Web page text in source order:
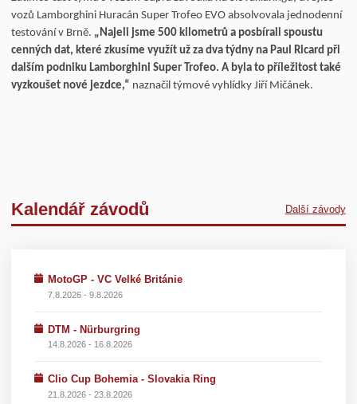
vozů Lamborghini Huracán Super Trofeo EVO absolvovala jednodenní
testování v Brně. „Najeli jsme 500 kilometrů a posbírali spoustu
cenných dat, které zkusíme využít už za dva týdny na Paul Ricard při
dalším podniku Lamborghini Super Trofeo. A byla to příležitost také
vyzkoušet nové jezdce,“ naznačil týmové vyhlídky Jiří Mičánek.
Kalendář závodů Další závody
MotoGP - VC Velké Británie
7.8.2026 - 9.8.2026
DTM - Nürburgring
14.8.2026 - 16.8.2026
Clio Cup Bohemia - Slovakia Ring
21.8.2026 - 23.8.2026